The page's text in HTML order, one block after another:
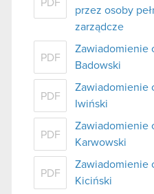
PDF
przez osoby
zarządcze
PDF
Zawiadomienie
Badowski
PDF
Zawiadomienie
Iwiński
PDF
Zawiadomienie
Karwowski
PDF
Zawiadomienie
Kiciński